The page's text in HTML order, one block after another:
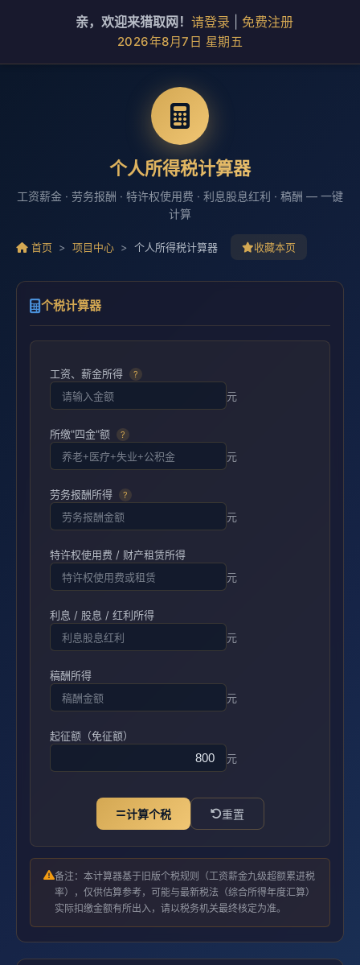
亲，欢迎来猎取网！ 请登录 免费注册
2026年8月7日 星期五
个人所得税计算器
工资薪金 · 劳务报酬 · 特许权使用费 · 利息股息红利 · 稿酬 — 一键
计算
首页 > 项目中心 > 个人所得税计算器 收藏本页
个税计算器
工资、薪金所得 ?
元
所缴"四金"额 ?
元
劳务报酬所得 ?
元
特许权使用费 / 财产租赁所得
元
利息 / 股息 / 红利所得
元
稿酬所得
元
起征额（免征额）
元
计算个税 重置
备注：本计算器基于旧版个税规则（工资薪金九级超额累进税
率），仅供估算参考，可能与最新税法（综合所得年度汇算）
实际扣缴金额有所出入，请以税务机关最终核定为准。